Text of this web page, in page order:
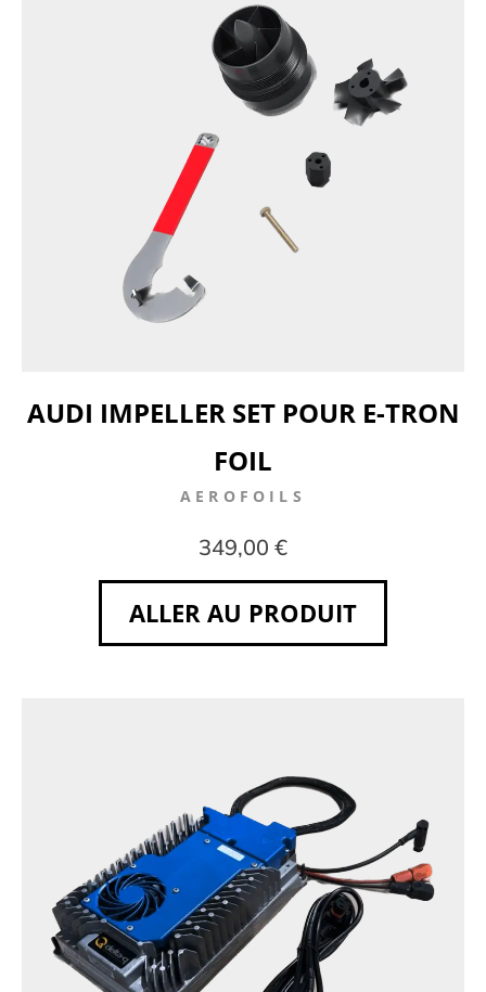
AUDI IMPELLER SET POUR E-TRON
FOIL
AEROFOILS
349,00 €
ALLER AU PRODUIT